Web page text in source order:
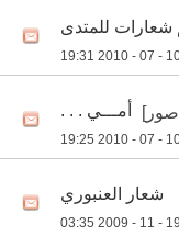
شعارات للمتدى
19:31
أمـــي . . .
19:25
شعار العنبوري
03:35